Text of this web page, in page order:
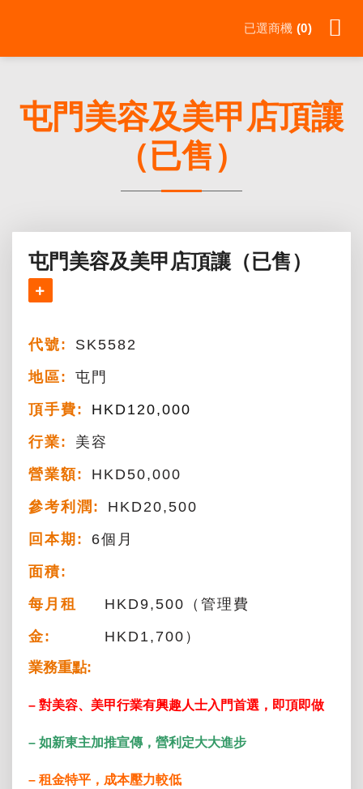
已選商機 0
屯門美容及美甲店頂讓
（已售）
屯門美容及美甲店頂讓（已售）
代號:
SK5582
地區:
屯門
頂手費:
HKD120,000
行業:
美容
營業額:
HKD50,000
參考利潤:
HKD20,500
回本期:
6個月
面積:
每月租
金:
HKD9,500（管理費
HKD1,700）
業務重點:
– 對美容、美甲行業有興趣人士入門首選，即頂即做
– 如新東主加推宣傳，營利定大大進步
– 租金特平，成本壓力較低